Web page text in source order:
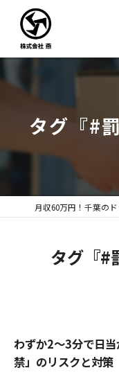
タグ『#
タグ『#
わずか2〜3分で日
禁」のリスクと対策